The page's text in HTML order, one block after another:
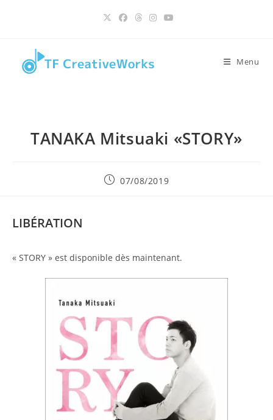
Menu
TANAKA Mitsuaki «STORY»
Publication
07/08/2019
LIBÉRATION
« STORY » est disponible dès maintenant.